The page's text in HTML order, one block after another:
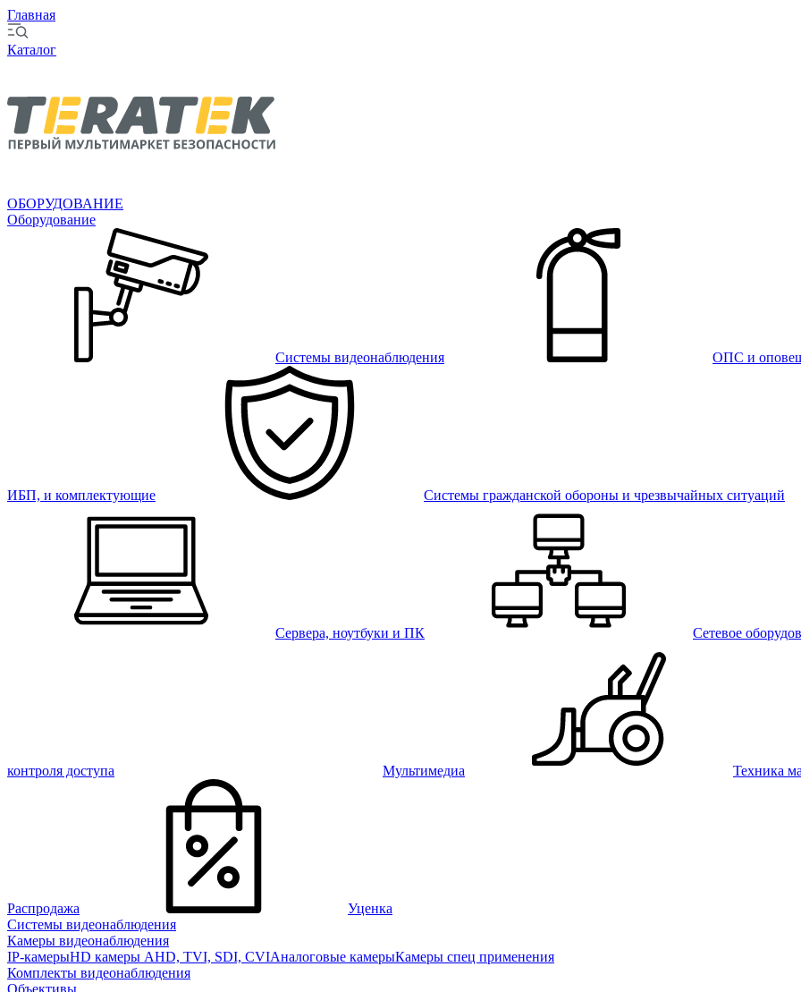
Главная
Каталог
ОБОРУДОВАНИЕ
Оборудование
Системы видеонаблюдения ОПС и
ИБП, и комплектующие Системы гражданской обороны и чрезвычайных ситуаций
Сервера, ноутбуки и ПК Сетевое
контроля доступа Мультимедиа Техника
Распродажа
Уценка
Системы видеонаблюдения
Камеры видеонаблюдения
IP-камерыHD камеры AHD, TVI, SDI, CVIАналоговые камерыКамеры спец применения
Комплекты видеонаблюдения
Объективы